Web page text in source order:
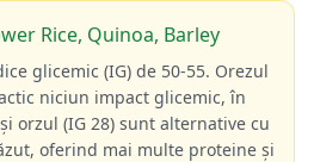
Rice, Quinoa, Barley
glicemic (IG) de 50-55. Orezul
niciun impact glicemic, în
orzul (IG 28) sunt alternative cu
oferind mai multe proteine și